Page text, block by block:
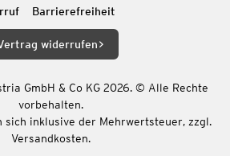
Barrierefreiheit
widerrufen
GmbH & Co KG 2026. © Alle Rechte
vorbehalten.
sich inklusive der Mehrwertsteuer, zzgl.
Versandkosten.